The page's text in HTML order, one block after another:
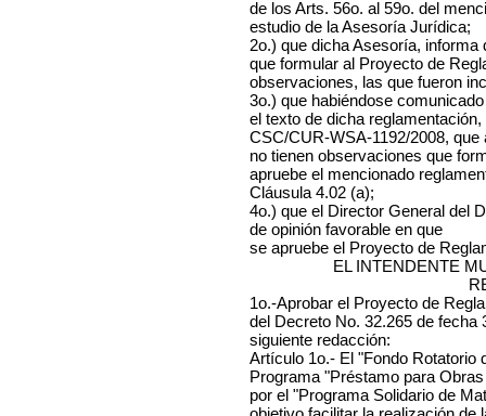
de los Arts. 56o. al 59o. del
estudio de la Asesoría Jurídica;
2o.) que dicha Asesoría,
que formular al Proyecto de
observaciones, las que fueron
3o.) que habiéndose
el texto de dicha
CSC/CUR-WSA-1192/2008,
no tienen observaciones que
apruebe el mencionado
Cláusula 4.02 (a);
4o.) que el Director General del
de opinión favorable en que
se apruebe el Proyecto de
EL INTENDENTE
1o.-Aprobar el Proyecto de
del Decreto No. 32.265 de fecha
siguiente redacción:
Artículo 1o.- El "Fondo Rotatorio
Programa "Préstamo para
por el "Programa Solidario de